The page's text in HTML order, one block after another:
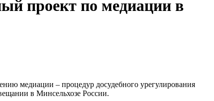
проект по медиации в
медиации – процедур досудебного урегулирования
в Минсельхозе России.